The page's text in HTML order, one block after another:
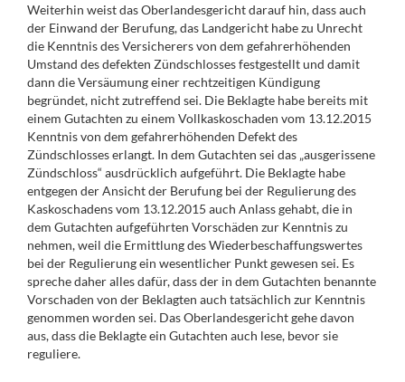
Weiterhin weist das Oberlandesgericht darauf hin, dass auch
der Einwand der Berufung, das Landgericht habe zu Unrecht
die Kenntnis des Versicherers von dem gefahrerhöhenden
Umstand des defekten Zündschlosses festgestellt und damit
dann die Versäumung einer rechtzeitigen Kündigung
begründet, nicht zutreffend sei. Die Beklagte habe bereits mit
einem Gutachten zu einem Vollkaskoschaden vom 13.12.2015
Kenntnis von dem gefahrerhöhenden Defekt des
Zündschlosses erlangt. In dem Gutachten sei das „ausgerissene
Zündschloss“ ausdrücklich aufgeführt. Die Beklagte habe
entgegen der Ansicht der Berufung bei der Regulierung des
Kaskoschadens vom 13.12.2015 auch Anlass gehabt, die in
dem Gutachten aufgeführten Vorschäden zur Kenntnis zu
nehmen, weil die Ermittlung des Wiederbeschaffungswertes
bei der Regulierung ein wesentlicher Punkt gewesen sei. Es
spreche daher alles dafür, dass der in dem Gutachten benannte
Vorschaden von der Beklagten auch tatsächlich zur Kenntnis
genommen worden sei. Das Oberlandesgericht gehe davon
aus, dass die Beklagte ein Gutachten auch lese, bevor sie
reguliere.